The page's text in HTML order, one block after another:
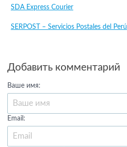
SDA Express Courier
SERPOST – Servicios Postales del Perú
Добавить комментарий
Ваше имя:
Email: